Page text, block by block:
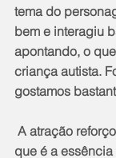
tema do
bem e interagiu
apontando, o
criança autista.
gostamos
que é a